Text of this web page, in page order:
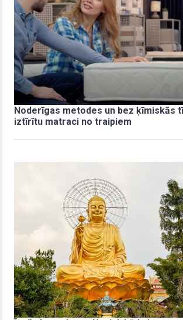
Noderīgas metodes un bez ķīmiskās
iztīrītu matraci no traipiem